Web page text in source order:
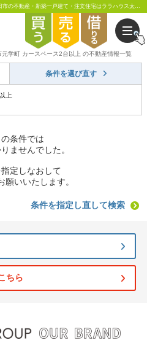
栃木県 足利市元学町 カースペース2台以上 ｜太田市の不動産・新築一戸建て・注文住宅はララハウス太田支店
元学町 カースペース2台以上 の不動産情報一覧
条件を選び直す
上
条件では
ませんでした。
定しなおして
願いいたします。
条件を指定し直して検索
ちら